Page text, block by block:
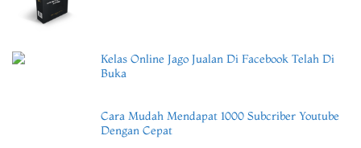
Kelas Online Jago Jualan Di Facebook Telah Di
Buka
Cara Mudah Mendapat 1000 Subcriber Youtube
Dengan Cepat